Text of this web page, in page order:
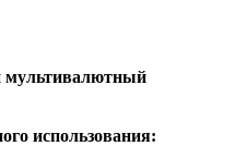
мультивалютный
использования: